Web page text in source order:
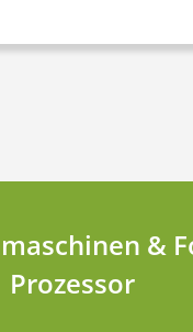
&
Prozessor